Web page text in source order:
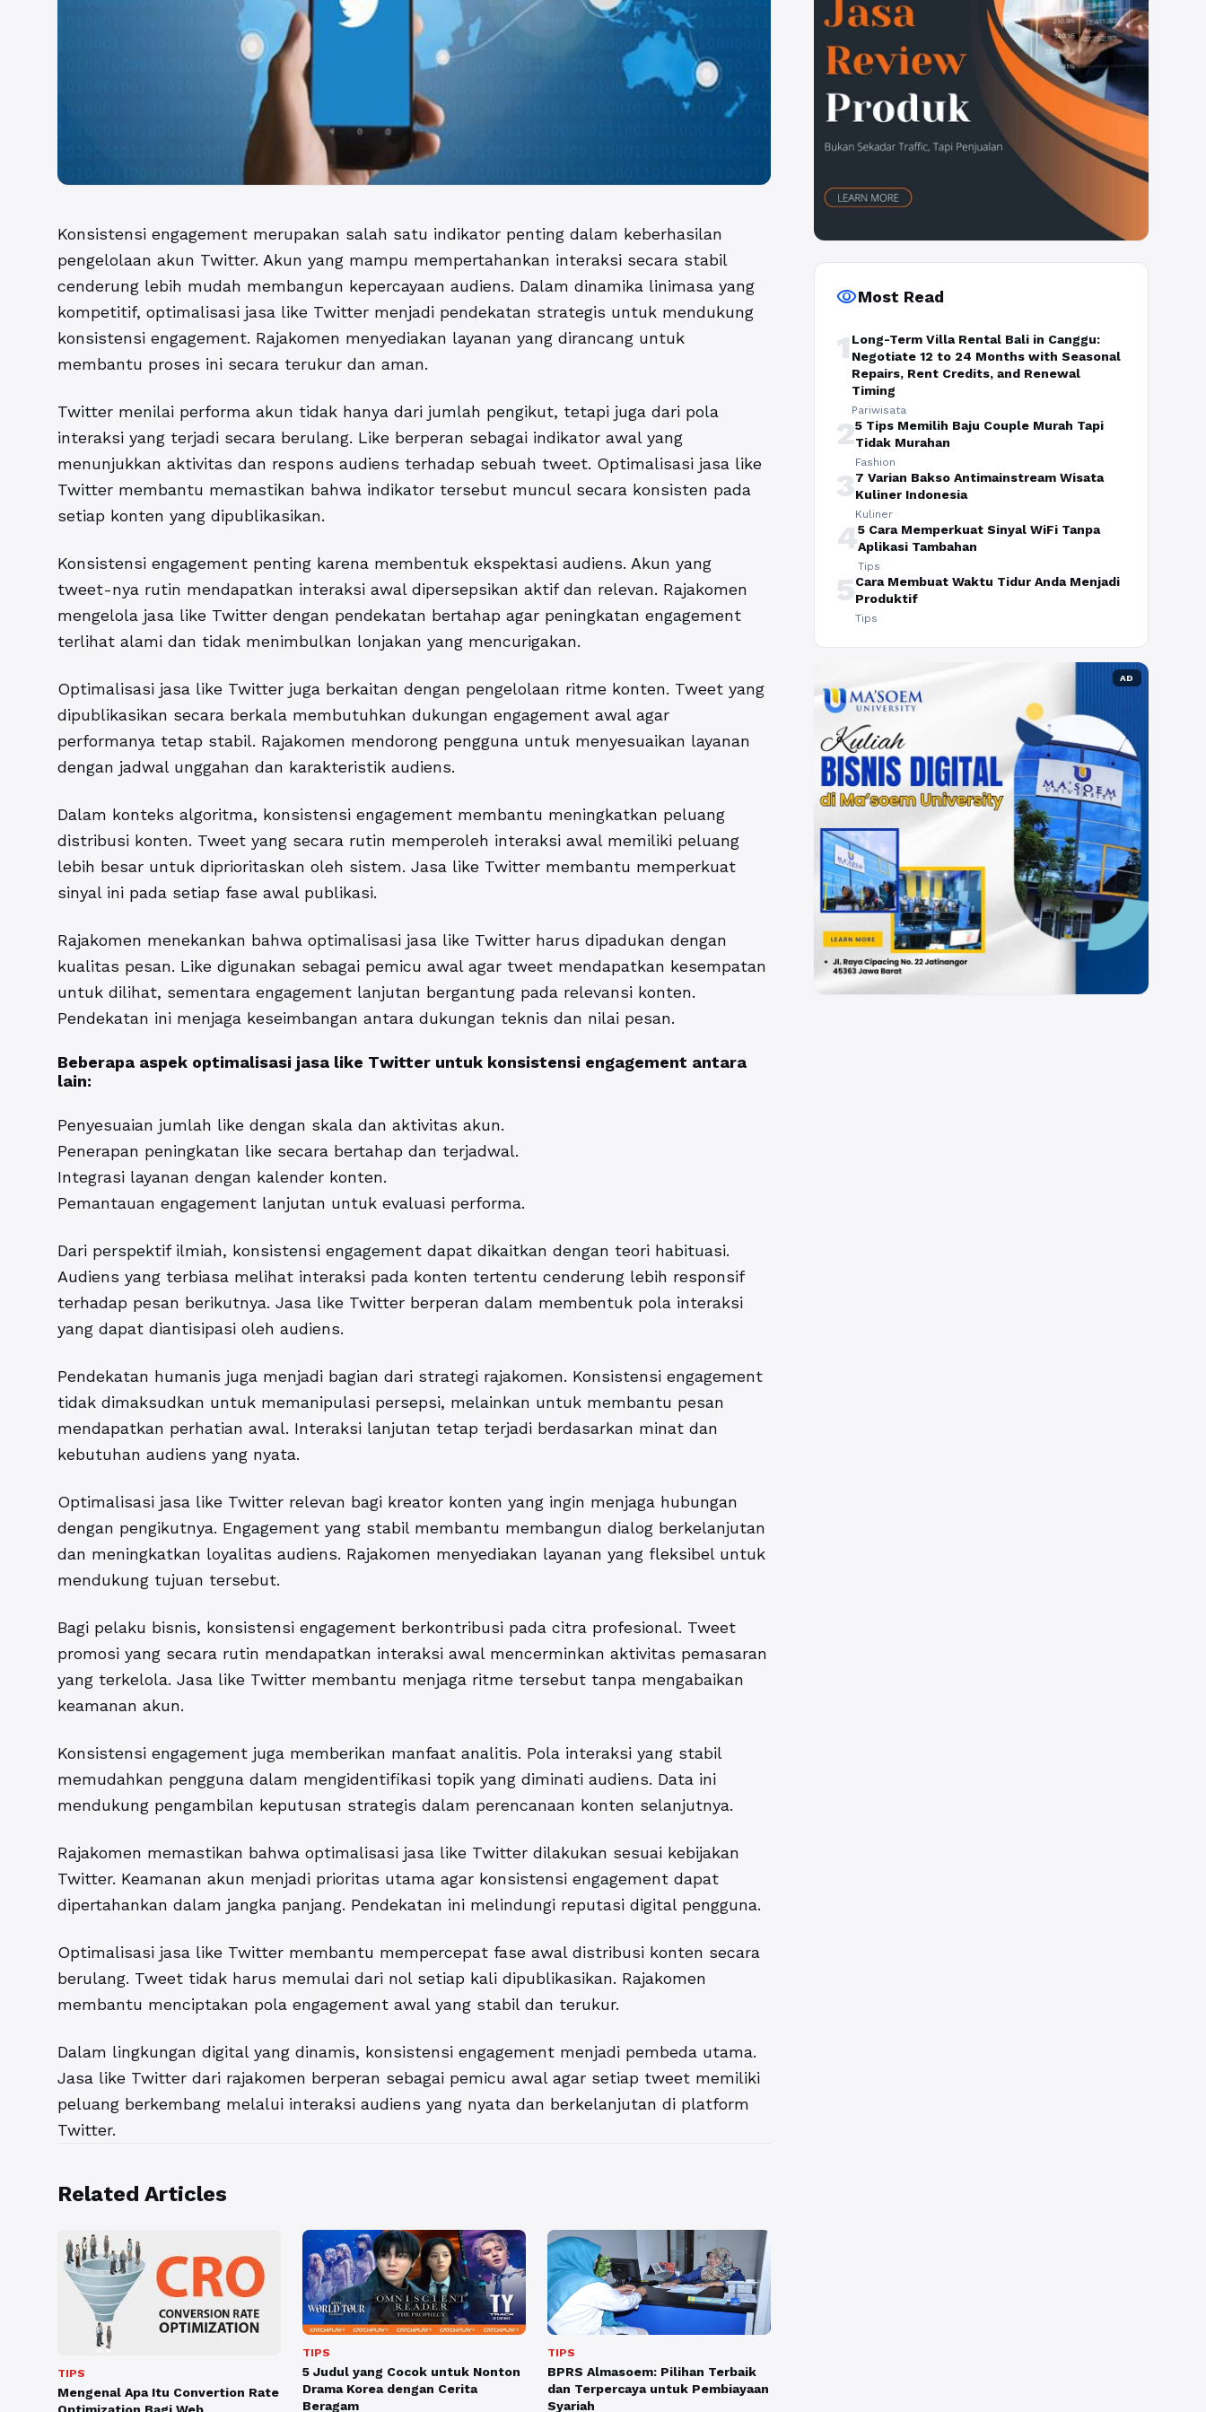
Konsistensi engagement merupakan salah satu indikator penting dalam keberhasilan
pengelolaan akun Twitter. Akun yang mampu mempertahankan interaksi secara stabil
cenderung lebih mudah membangun kepercayaan audiens. Dalam dinamika linimasa yang
kompetitif, optimalisasi jasa like Twitter menjadi pendekatan strategis untuk mendukung
konsistensi engagement. Rajakomen menyediakan layanan yang dirancang untuk
membantu proses ini secara terukur dan aman.
Twitter menilai performa akun tidak hanya dari jumlah pengikut, tetapi juga dari pola
interaksi yang terjadi secara berulang. Like berperan sebagai indikator awal yang
menunjukkan aktivitas dan respons audiens terhadap sebuah tweet. Optimalisasi jasa like
Twitter membantu memastikan bahwa indikator tersebut muncul secara konsisten pada
setiap konten yang dipublikasikan.
Konsistensi engagement penting karena membentuk ekspektasi audiens. Akun yang
tweet-nya rutin mendapatkan interaksi awal dipersepsikan aktif dan relevan. Rajakomen
mengelola jasa like Twitter dengan pendekatan bertahap agar peningkatan engagement
terlihat alami dan tidak menimbulkan lonjakan yang mencurigakan.
Optimalisasi jasa like Twitter juga berkaitan dengan pengelolaan ritme konten. Tweet yang
dipublikasikan secara berkala membutuhkan dukungan engagement awal agar
performanya tetap stabil. Rajakomen mendorong pengguna untuk menyesuaikan layanan
dengan jadwal unggahan dan karakteristik audiens.
Dalam konteks algoritma, konsistensi engagement membantu meningkatkan peluang
distribusi konten. Tweet yang secara rutin memperoleh interaksi awal memiliki peluang
lebih besar untuk diprioritaskan oleh sistem. Jasa like Twitter membantu memperkuat
sinyal ini pada setiap fase awal publikasi.
Rajakomen menekankan bahwa optimalisasi jasa like Twitter harus dipadukan dengan
kualitas pesan. Like digunakan sebagai pemicu awal agar tweet mendapatkan kesempatan
untuk dilihat, sementara engagement lanjutan bergantung pada relevansi konten.
Pendekatan ini menjaga keseimbangan antara dukungan teknis dan nilai pesan.
Beberapa aspek optimalisasi jasa like Twitter untuk konsistensi engagement antara
lain:
Penyesuaian jumlah like dengan skala dan aktivitas akun.
Penerapan peningkatan like secara bertahap dan terjadwal.
Integrasi layanan dengan kalender konten.
Pemantauan engagement lanjutan untuk evaluasi performa.
Dari perspektif ilmiah, konsistensi engagement dapat dikaitkan dengan teori habituasi.
Audiens yang terbiasa melihat interaksi pada konten tertentu cenderung lebih responsif
terhadap pesan berikutnya. Jasa like Twitter berperan dalam membentuk pola interaksi
yang dapat diantisipasi oleh audiens.
Pendekatan humanis juga menjadi bagian dari strategi rajakomen. Konsistensi engagement
tidak dimaksudkan untuk memanipulasi persepsi, melainkan untuk membantu pesan
mendapatkan perhatian awal. Interaksi lanjutan tetap terjadi berdasarkan minat dan
kebutuhan audiens yang nyata.
Optimalisasi jasa like Twitter relevan bagi kreator konten yang ingin menjaga hubungan
dengan pengikutnya. Engagement yang stabil membantu membangun dialog berkelanjutan
dan meningkatkan loyalitas audiens. Rajakomen menyediakan layanan yang fleksibel untuk
mendukung tujuan tersebut.
Bagi pelaku bisnis, konsistensi engagement berkontribusi pada citra profesional. Tweet
promosi yang secara rutin mendapatkan interaksi awal mencerminkan aktivitas pemasaran
yang terkelola. Jasa like Twitter membantu menjaga ritme tersebut tanpa mengabaikan
keamanan akun.
Konsistensi engagement juga memberikan manfaat analitis. Pola interaksi yang stabil
memudahkan pengguna dalam mengidentifikasi topik yang diminati audiens. Data ini
mendukung pengambilan keputusan strategis dalam perencanaan konten selanjutnya.
Rajakomen memastikan bahwa optimalisasi jasa like Twitter dilakukan sesuai kebijakan
Twitter. Keamanan akun menjadi prioritas utama agar konsistensi engagement dapat
dipertahankan dalam jangka panjang. Pendekatan ini melindungi reputasi digital pengguna.
Optimalisasi jasa like Twitter membantu mempercepat fase awal distribusi konten secara
berulang. Tweet tidak harus memulai dari nol setiap kali dipublikasikan. Rajakomen
membantu menciptakan pola engagement awal yang stabil dan terukur.
Dalam lingkungan digital yang dinamis, konsistensi engagement menjadi pembeda utama.
Jasa like Twitter dari rajakomen berperan sebagai pemicu awal agar setiap tweet memiliki
peluang berkembang melalui interaksi audiens yang nyata dan berkelanjutan di platform
Twitter.
Related Articles
TIPS
Mengenal Apa Itu Convertion Rate
TIPS
5 Judul yang Cocok untuk Nonton
Drama Korea dengan Cerita
Beragam
TIPS
BPRS Almasoem: Pilihan Terbaik
dan Terpercaya untuk Pembiayaan
Syariah
visibilityMost Read
1 Long-Term Villa Rental Bali in Canggu:
Negotiate 12 to 24 Months with Seasonal
Repairs, Rent Credits, and Renewal
Timing
Pariwisata
25 Tips Memilih Baju Couple Murah Tapi
Tidak Murahan
Fashion
37 Varian Bakso Antimainstream Wisata
Kuliner Indonesia
Kuliner
45 Cara Memperkuat Sinyal WiFi Tanpa
Aplikasi Tambahan
Tips
5Cara Membuat Waktu Tidur Anda Menjadi
Produktif
Tips
AD